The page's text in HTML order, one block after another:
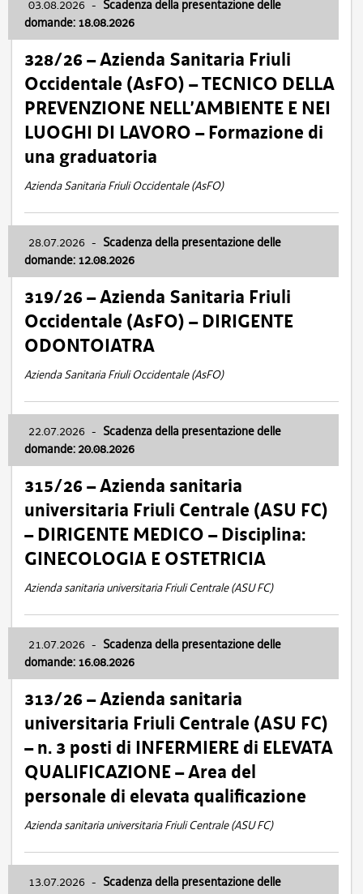
03.08.2026 - Scadenza della presentazione delle
domande: 18.08.2026
328/26 – Azienda Sanitaria Friuli
Occidentale (AsFO) – TECNICO DELLA
PREVENZIONE NELL’AMBIENTE E NEI
LUOGHI DI LAVORO – Formazione di
una graduatoria
Azienda Sanitaria Friuli Occidentale (AsFO)
28.07.2026 - Scadenza della presentazione delle
domande: 12.08.2026
319/26 – Azienda Sanitaria Friuli
Occidentale (AsFO) – DIRIGENTE
ODONTOIATRA
Azienda Sanitaria Friuli Occidentale (AsFO)
22.07.2026 - Scadenza della presentazione delle
domande: 20.08.2026
315/26 – Azienda sanitaria
universitaria Friuli Centrale (ASU FC)
– DIRIGENTE MEDICO – Disciplina:
GINECOLOGIA E OSTETRICIA
Azienda sanitaria universitaria Friuli Centrale (ASU FC)
21.07.2026 - Scadenza della presentazione delle
domande: 16.08.2026
313/26 – Azienda sanitaria
universitaria Friuli Centrale (ASU FC)
– n. 3 posti di INFERMIERE di ELEVATA
QUALIFICAZIONE – Area del
personale di elevata qualificazione
Azienda sanitaria universitaria Friuli Centrale (ASU FC)
13.07.2026 - Scadenza della presentazione delle